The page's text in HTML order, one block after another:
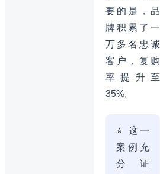
要的是，品
牌积累了一
万多名忠诚
客户，复购
率提升至
35%。
⭐ 这一
案例充
分证